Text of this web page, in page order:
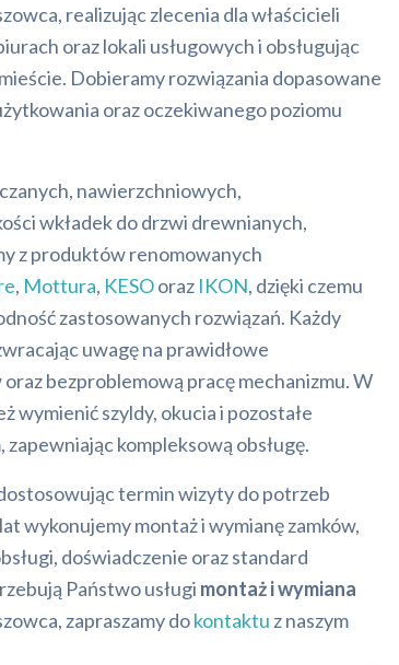
realizując zlecenia dla właścicieli
oraz lokali usługowych i obsługując
Dobieramy rozwiązania dopasowane
oraz oczekiwanego poziomu
nawierzchniowych,
wkładek do drzwi drewnianych,
z produktów renomowanych
, Mottura, KESOoraz IKON, dzięki czemu
zastosowanych rozwiązań. Każdy
uwagę na prawidłowe
bezproblemową pracę mechanizmu. W
wymienić szyldy, okucia i pozostałe
kompleksową obsługę.
termin wizyty do potrzeb
wykonujemy montaż i wymianę zamków,
doświadczenie oraz standard
Państwo usługi montaż i wymiana
zapraszamy dokontaktu z naszym